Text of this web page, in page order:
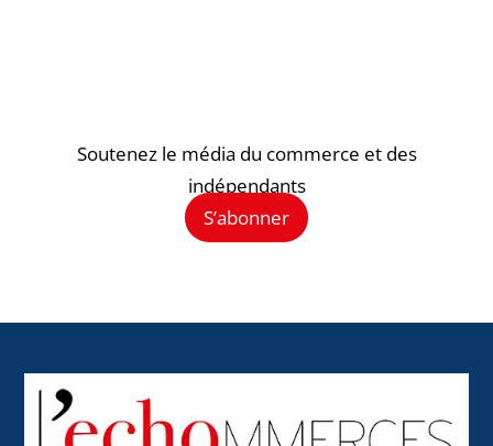
Soutenez le média du commerce et des
indépendants
S’abonner
To